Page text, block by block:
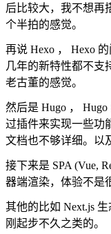
后比较大，我不想再
个半拍的感觉。
再说 Hexo ， Hexo
几年的新特性都不支
老古董的感觉。
然后是 Hugo ，
过插件来实现一些功
文档也不够详细。以
接下来是 SPA (Vue,
器端渲染，体验不是
其他的比如 Next.js
刚起步不久之类的。